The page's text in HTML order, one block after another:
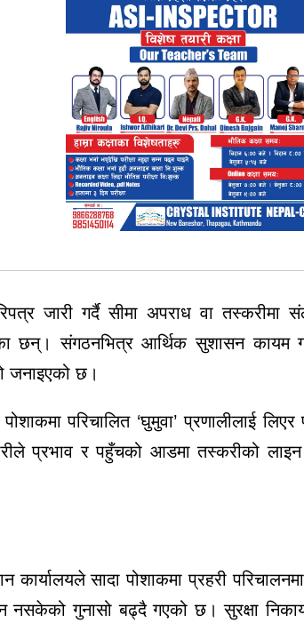
जारी गर्दै सीमा अपराध वा तस्करीमा
छन्। संगठनभित्र आर्थिक सुशासन कायम
जनाइएको छ।
परिचालित ‘घुमुवा’ प्रणालीलाई
प्रभाव र पहुँचको आडमा तस्करीको
कार्यालयले सादा पोशाकमा प्रहरी
नसकेको गुनासो बढ्दै गएको छ। सुरक्षा